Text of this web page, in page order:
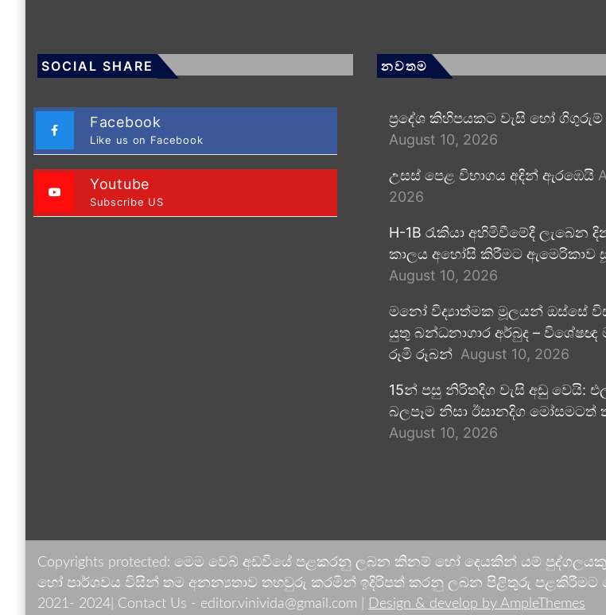
SOCIAL SHARE
Facebook
Like us on Facebook
Youtube
Subscribe US
නවතම
ප්‍රදේශ කිහිපයකට වැසි හෝ ගිගුරුම්
August 10, 2026
උසස් පෙළ විභාගය අදින් ඇරඹෙයි
2026
H-1B රැකියා අහිමිවීමේදී ලැබෙන
කාලය අහෝසි කිරීමට ඇමෙරිකාව
August 10, 2026
මනෝ විද්‍යාත්මක මූලයන් ඔස්සේ
යුතු බන්ධනාගාර අර්බුද –
රූමි රූබන් August 10, 2026
15න් පසු නිරිතදිග වැසි අඩු වෙයි:
බලපෑම නිසා ඊසානදිග මෝසමටත්
August 10, 2026
Copyrights protected: මෙම වෙබ් අඩවියේ පළකරනු ලබන කිනම් හෝ දෙයකින් යම්
හෝ පාර්ශවය විසින් තම අනන්‍යතාව තහවුරු කරමින් ඉදිරිපත් කරනු ලබන පිළිතුරු පළකිරීමට
2021- 2024| Contact Us - editor.vinivida@gmail.com |
Design & develop by AmpleThemes